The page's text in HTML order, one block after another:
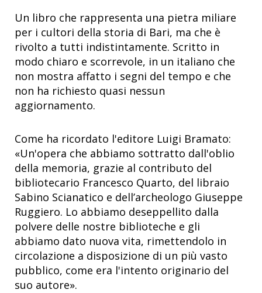
Un libro che rappresenta una pietra miliare
per i cultori della storia di Bari, ma che è
rivolto a tutti indistintamente. Scritto in
modo chiaro e scorrevole, in un italiano che
non mostra affatto i segni del tempo e che
non ha richiesto quasi nessun
aggiornamento.
Come ha ricordato l'editore Luigi Bramato:
«Un'opera che abbiamo sottratto dall'oblio
della memoria, grazie al contributo del
bibliotecario Francesco Quarto, del libraio
Sabino Scianatico e dell’archeologo Giuseppe
Ruggiero. Lo abbiamo deseppellito dalla
polvere delle nostre biblioteche e gli
abbiamo dato nuova vita, rimettendolo in
circolazione a disposizione di un più vasto
pubblico, come era l'intento originario del
suo autore».